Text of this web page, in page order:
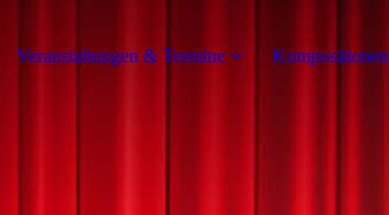
Veranstaltungen & Termine Kompositionen